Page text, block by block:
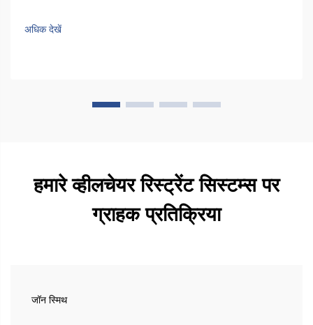
अधिक देखें
हमारे व्हीलचेयर रिस्ट्रेंट सिस्टम्स पर
ग्राहक प्रतिक्रिया
जॉन स्मिथ